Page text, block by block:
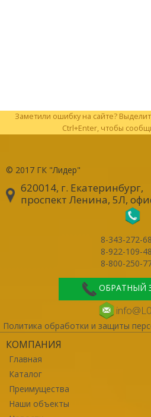
Заметили ошибку на сайте?
Ctrl+Enter, чтобы
© 2017 ГК "Лидер"
620014, г. Екатеринбург,
проспект Ленина, 5Л,
8-343-272-
8-922-109-
8-800-250-
ОБРАТНЫЙ
Политика обработки и защиты
КОМПАНИЯ
Главная
Каталог
Преимущества
Наши объекты